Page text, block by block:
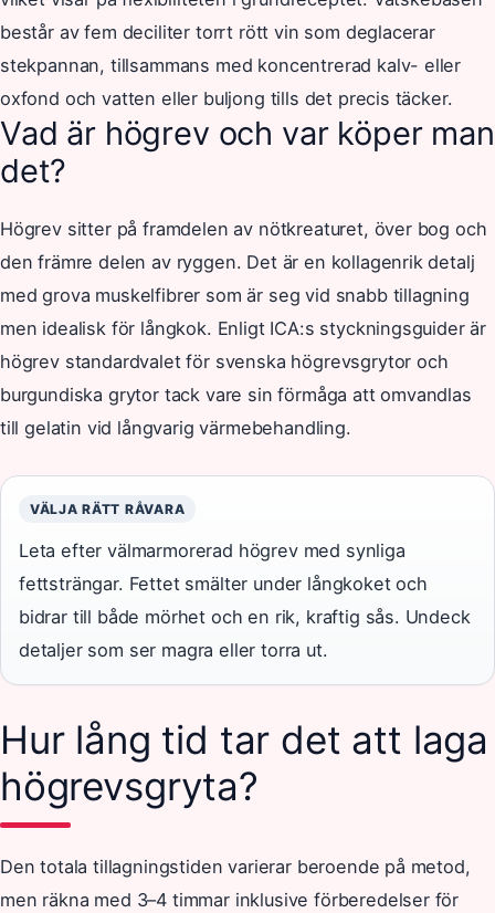
består av fem deciliter torrt rött vin som deglacerar
stekpannan, tillsammans med koncentrerad kalv- eller
oxfond och vatten eller buljong tills det precis täcker.
Vad är högrev och var köper man
det?
Högrev sitter på framdelen av nötkreaturet, över bog och
den främre delen av ryggen. Det är en kollagenrik detalj
med grova muskelfibrer som är seg vid snabb tillagning
men idealisk för långkok. Enligt ICA:s styckningsguider är
högrev standardvalet för svenska högrevsgrytor och
burgundiska grytor tack vare sin förmåga att omvandlas
till gelatin vid långvarig värmebehandling.
VÄLJA RÄTT RÅVARA
Leta efter välmarmorerad högrev med synliga
fettsträngar. Fettet smälter under långkoket och
bidrar till både mörhet och en rik, kraftig sås. Undeck
detaljer som ser magra eller torra ut.
Hur lång tid tar det att laga
högrevsgryta?
Den totala tillagningstiden varierar beroende på metod,
men räkna med 3–4 timmar inklusive förberedelser för